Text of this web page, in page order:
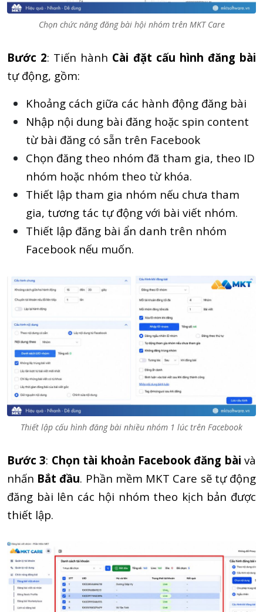
Chọn chức năng đăng bài hội nhóm trên MKT Care
Bước 2: Tiến hành Cài đặt cấu hình đăng bài
tự động, gồm:
Khoảng cách giữa các hành động đăng bài
Nhập nội dung bài đăng hoặc spin content
từ bài đăng có sẵn trên Facebook
Chọn đăng theo nhóm đã tham gia, theo ID
nhóm hoặc nhóm theo từ khóa.
Thiết lập tham gia nhóm nếu chưa tham
gia, tương tác tự động với bài viết nhóm.
Thiết lập đăng bài ẩn danh trên nhóm
Facebook nếu muốn.
Thiết lập cấu hình đăng bài nhiều nhóm 1 lúc trên Facebook
Bước 3: Chọn tài khoản Facebook đăng bài và
nhấn Bắt đầu. Phần mềm MKT Care sẽ tự động
đăng bài lên các hội nhóm theo kịch bản được
thiết lập.